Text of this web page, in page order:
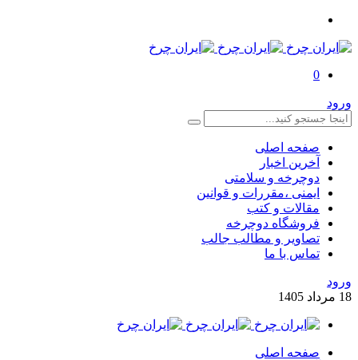
0
ورود
صفحه اصلی
آخرین اخبار
دوچرخه و سلامتی
ایمنی ،مقررات و قوانین
مقالات و کتب
فروشگاه دوچرخه
تصاویر و مطالب جالب
تماس با ما
ورود
18 مرداد 1405
صفحه اصلی